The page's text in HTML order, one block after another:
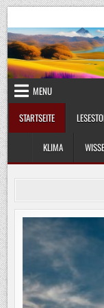
Skip
to
content
MENU
STARTSEITE
KLIMA